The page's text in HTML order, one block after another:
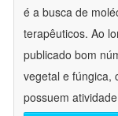
é a busca de
terapêuticos. Ao
publicado bom
vegetal e fúngica,
possuem atividade